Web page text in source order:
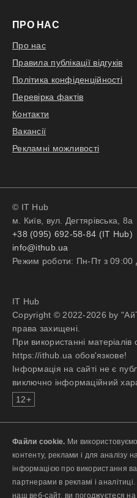
ПРО НАС
Про нас
Правила публікації відгуків
Політика конфіденційності
Перевірка фактів
Контакти
Вакансії
Рекламні можливості
© IT Hub
м. Київ, вул. Дегтярівська, 8а
+38 (095) 692-58-84 (IT Hub)
info@ithub.ua
Режим роботи: Пн-Пт з 09:00
IT Hub
Copyright © 2022-2026 by
права захищені.
При використанні
https://ithub.ua обов'язкове!
Інформація на сайті не є
виключно інформаційний
12+
Файли cookie. Ми
контенту, реклами і для аналізу
інформацією про використання
партнерами в рекламі і
наш веб-сайт, ви погоджуєтеся